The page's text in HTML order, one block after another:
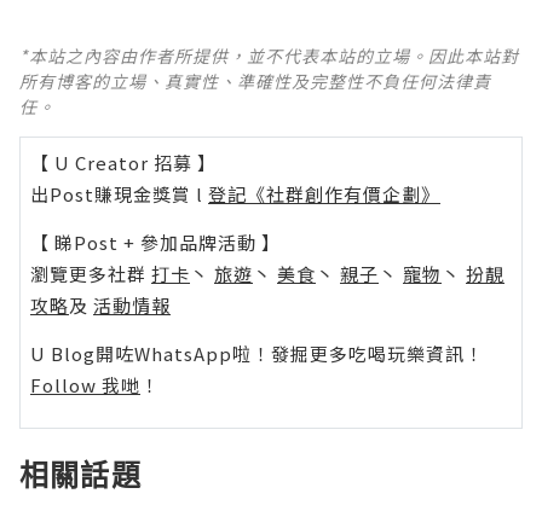
*本站之內容由作者所提供，並不代表本站的立場。因此本站對
所有博客的立場、真實性、準確性及完整性不負任何法律責
任。
【 U Creator 招募 】
出Post賺現金獎賞 l 登記《社群創作有價企劃》
【 睇Post + 參加品牌活動 】
瀏覽更多社群 打卡 丶 旅遊 丶 美食 丶 親子 丶 寵物 丶 扮靚
攻略及 活動情報
U Blog開咗WhatsApp啦！發掘更多吃喝玩樂資訊！
Follow 我哋 ！
相關話題